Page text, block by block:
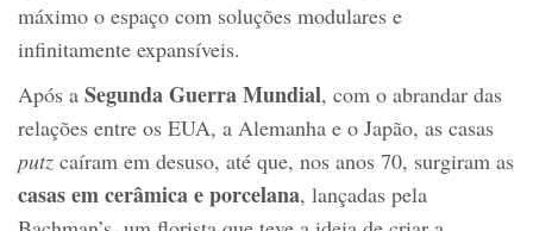
máximo o espaço com soluções modulares e
infinitamente expansíveis.
Após a Segunda Guerra Mundial, com o abrandar das
relações entre os EUA, a Alemanha e o Japão, as casas
putz caíram em desuso, até que, nos anos 70, surgiram as
casas em cerâmica e porcelana, lançadas pela